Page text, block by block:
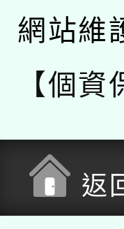
網站維
【個資
返